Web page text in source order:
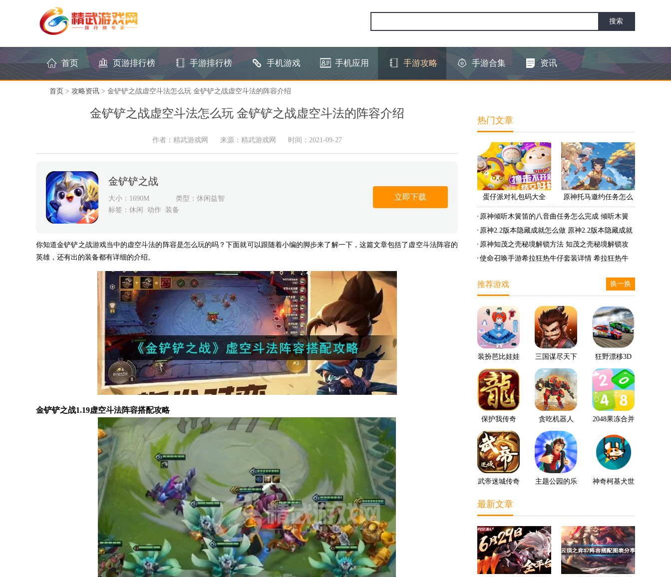
首页 页游排行榜 手游排行榜 手机游戏 手机应用 手游攻略 手游合集 资讯
首页 > 攻略资讯 > 金铲铲之战虚空斗法怎么玩 金铲铲之战虚空斗法的阵容介绍
金铲铲之战虚空斗法怎么玩 金铲铲之战虚空斗法的阵容介绍
作者：精武游戏网 来源：精武游戏网 时间：2021-09-27
金铲铲之战
大小：1690M
类型：休闲益智
标签： 休闲 动作 装备
立即下载
你知道金铲铲之战游戏当中的虚空斗法的阵容是怎么玩的吗？下面就可以跟随着小编的脚步来了解一下，这篇文章包括了虚空斗法阵容的
英雄，还有出的装备都有详细的介绍。
金铲铲之战1.19虚空斗法阵容搭配攻略
热门文章
蛋仔派对礼包码大全
2022 蛋仔派对礼包码怎
么兑换
原神托马邀约任务怎么
做 原神托马邀约任务怎
么完成
原神倾听木簧笛的八音曲任务怎么完成 倾听木簧
笛的八音曲任务攻略
原神2.2版本隐藏成就怎么做 原神2.2版本隐藏成就
有哪些
原神知茂之壳秘境解锁方法 知茂之壳秘境解锁攻
略使命召唤手游希拉狂热牛仔套装详情 希拉狂热牛
推荐游戏 换一换
装扮芭比娃娃 三国谋尽天下 狂野漂移3D
保护我传奇 贪吃机器人 2048果冻合并
武帝迷城传奇
主题公园的乐
神奇柯基犬世
最新文章